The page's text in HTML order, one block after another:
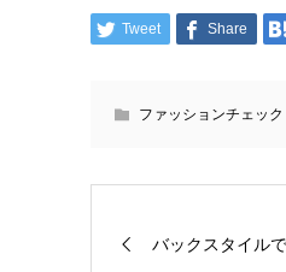
Tweet Share
ファッションチェック
バックスタイル